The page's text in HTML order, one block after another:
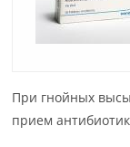
При гнойных
прием